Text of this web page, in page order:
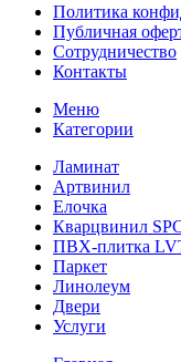
Политика
Публичная
Сотрудничество
Контакты
Меню
Категории
Ламинат
Артвинил
Елочка
Кварцвинил
ПВХ-плитка
Паркет
Линолеум
Двери
Услуги